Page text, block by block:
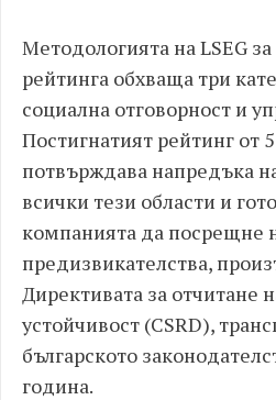
Методологията на LSEG
рейтинга обхваща три
социална отговорност и
Постигнатият рейтинг от
потвърждава напредъка
всички тези области и
компанията да посрещне
предизвикателства,
Директивата за отчитане
устойчивост (CSRD),
българското
година.